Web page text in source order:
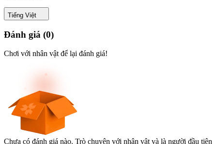
Tiếng Việt
Đánh giá (0)
Chơi với nhân vật để lại đánh giá!
Chưa có đánh giá nào. Trò chuyện với nhân vật và là người đầu tiên